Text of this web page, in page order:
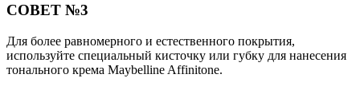
СОВЕТ №3
Для более равномерного и естественного покрытия,
используйте специальный кисточку или губку для нанесения
тонального крема Maybelline Affinitone.